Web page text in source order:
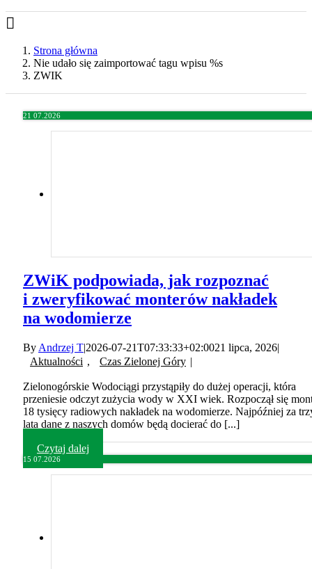
Strona główna
Nie udało się zaimportować tagu wpisu %s
ZWIK
21 07.2026
ZWiK podpowiada, jak rozpoznać
i zweryfikować monterów nakładek
na wodomierze
By Andrzej T|2026-07-21T07:33:33+02:0021 lipca, 2026|
Aktualności , Czas Zielonej Góry |
Zielonogórskie Wodociągi przystąpiły do dużej operacji, która
przeniesie odczyt zużycia wody w XXI wiek. Rozpoczął się
18 tysięcy radiowych nakładek na wodomierze. Najpóźniej za
lata dane z naszych domów będą docierać do [...]
Czytaj dalej
15 07.2026